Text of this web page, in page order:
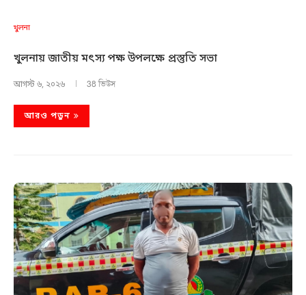
খুলনা
খুলনায় জাতীয় মৎস্য পক্ষ উপলক্ষে প্রস্তুতি সভা
আগস্ট ৬, ২০২৬ 38 ভিউস
আরও পড়ুন